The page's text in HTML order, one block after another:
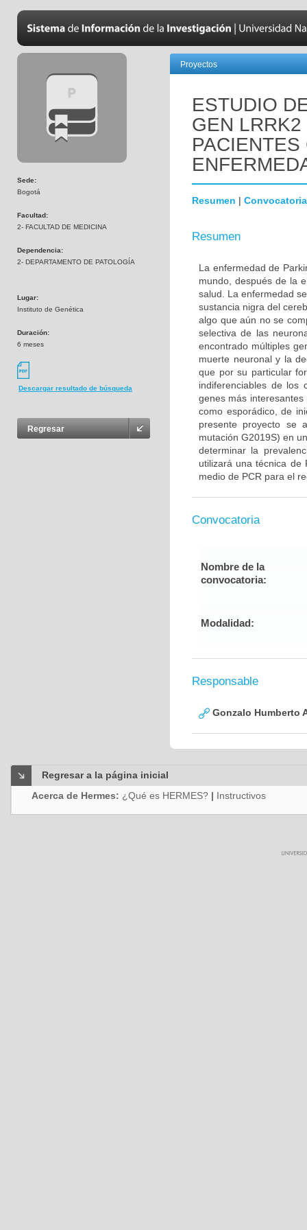
Sede:
Bogotá
Facultad:
2- FACULTAD DE MEDICINA
Dependencia:
2- DEPARTAMENTO DE PATOLOGÍA
Lugar:
Instituto de Genética
Duración:
6 meses
Descargar resultado de búsqueda
Regresar
Proyectos
ESTUDIO
GEN LRRK2
Resumen | Convocatoria
Resumen
La enfermedad de
mundo, después de la
salud. La enfermedad
sustancia nigra del
algo que aún no se
selectiva de las
encontrado múltiples
muerte neuronal y la
que por su particular
indiferenciables de los
genes más
como esporádico, de
presente proyecto se
mutación G2019S) en
determinar la
utilizará una técnica de
medio de PCR para el
Convocatoria
Nombre de la
convocatoria:
Modalidad:
Responsable
Gonzalo Humberto
Regresar a la página inicial
Acerca de Hermes: ¿Qué es HERMES? | Instructivos